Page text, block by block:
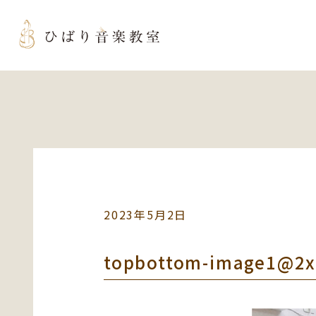
2023年5月2日
topbottom-